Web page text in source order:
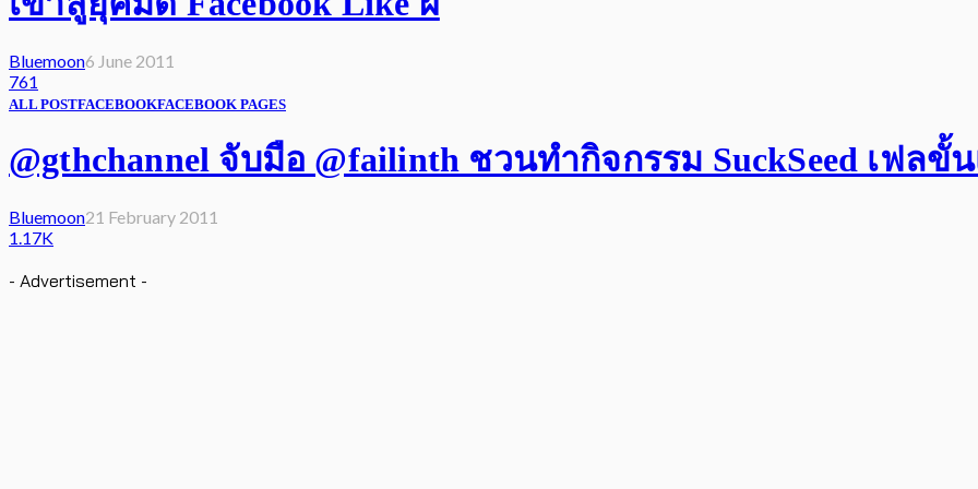
Bluemoon6 June 2011
761
ALL POSTFACEBOOKFACEBOOK PAGES
@gthchannel จับมือ @failinth ชวนทำกิจกรรม SuckSeed เฟลขั้
Bluemoon21 February 2011
1.17K
- Advertisement -